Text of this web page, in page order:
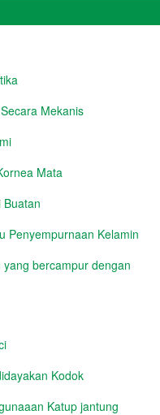
Mekanis
Mata
Buatan
Penyempurnaan Kelamin
bercampur dengan
Kodok
Katup jantung